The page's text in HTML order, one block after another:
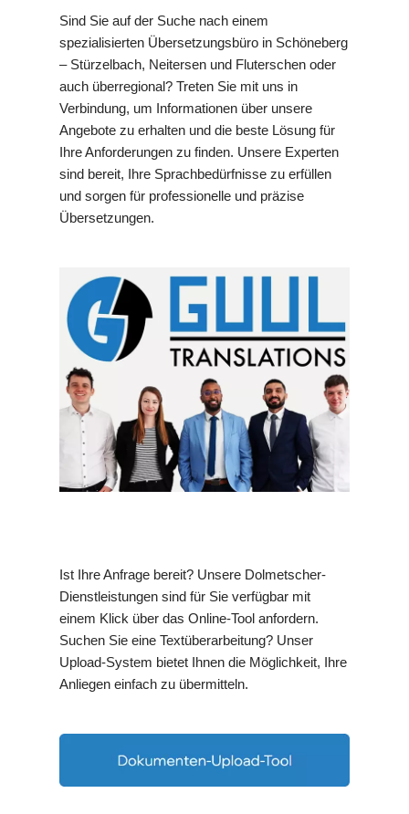
Sind Sie auf der Suche nach einem
spezialisierten Übersetzungsbüro in Schöneberg
– Stürzelbach, Neitersen und Fluterschen oder
auch überregional? Treten Sie mit uns in
Verbindung, um Informationen über unsere
Angebote zu erhalten und die beste Lösung für
Ihre Anforderungen zu finden. Unsere Experten
sind bereit, Ihre Sprachbedürfnisse zu erfüllen
und sorgen für professionelle und präzise
Übersetzungen.
Ist Ihre Anfrage bereit? Unsere Dolmetscher-
Dienstleistungen sind für Sie verfügbar mit
einem Klick über das Online-Tool anfordern.
Suchen Sie eine Textüberarbeitung? Unser
Upload-System bietet Ihnen die Möglichkeit, Ihre
Anliegen einfach zu übermitteln.